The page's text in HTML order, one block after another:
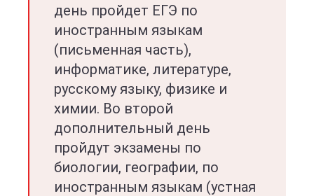
день пройдет ЕГЭ по
иностранным языкам
(письменная часть),
информатике, литературе,
русскому языку, физике и
химии. Во второй
дополнительный день
пройдут экзамены по
биологии, географии, по
иностранным языкам (устная